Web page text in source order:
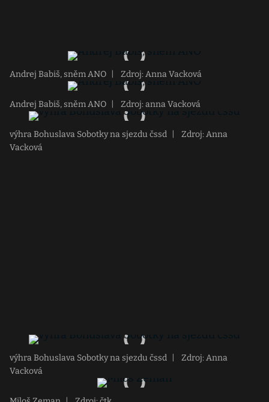
Andrej Babiš, sněm ANO Zdroj: Anna Vacková
Andrej Babiš, sněm ANO Zdroj: anna Vacková
výhra Bohuslava Sobotky na sjezdu čssd
Zdroj: Anna
Vacková
výhra Bohuslava Sobotky na sjezdu čssd
Zdroj: Anna
Vacková